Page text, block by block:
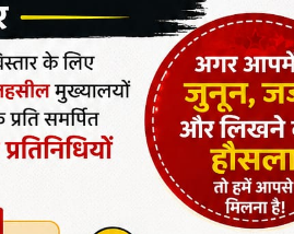
कराई गई विविध सुविधाओं को
को निर्देशित करते हुए कहा
केारबा द्वारा बनाए गए सभी
गए जिम व खेलकूद उपकरणों की
की दिशा में त्वरित रूप से
प्रसाद शुक्ला, सहायक अभियंता
सहित अन्य लोग उपस्थित थे।